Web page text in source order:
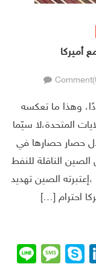
أميركا
وهذا ما تعكسه
المتحدة،لا سيّما
حصار حصارها في
الناقلة للنفط
الصين تهديد
احترام […]
LinkedIn
Skype